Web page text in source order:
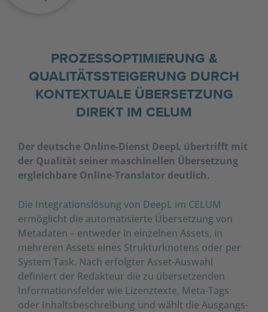
PROZESSOPTIMIERUNG &
QUALITÄTSSTEIGERUNG DURCH
KONTEXTUALE ÜBERSETZUNG
DIREKT IM CELUM
Der deutsche Online-Dienst DeepL übertrifft mit
der Qualität seiner maschinellen Übersetzung
ergleichbare Online-Translator deutlich.
Die Integrationslösung von DeepL im CELUM
ermöglicht die automatisierte Übersetzung von
Metadaten – entweder in einzelnen Assets, in
mehreren Assets eines Strukturknotens oder per
System Task. Nach erfolgter Asset-Auswahl
definiert der Redakteur die zu übersetzenden
Informationsfelder wie Lizenztexte, Meta-Tags
oder Inhaltsbeschreibung und wählt die Ausgangs-